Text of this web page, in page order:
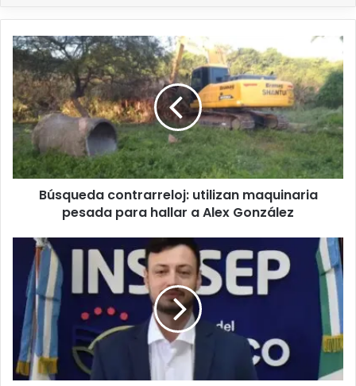
Búsqueda contrarreloj: utilizan maquinaria
pesada para hallar a Alex González